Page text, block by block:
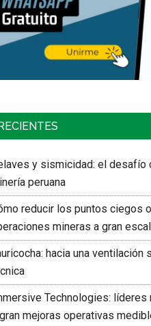
RECIENTES
y sismicidad: el desafío
peruana
reducir los puntos ciegos
mineras a gran
hacia una ventilación
Technologies:
mejoras operativas